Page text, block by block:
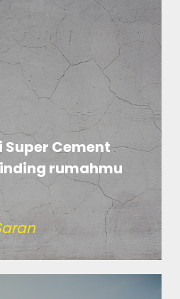
Cement
rumahmu